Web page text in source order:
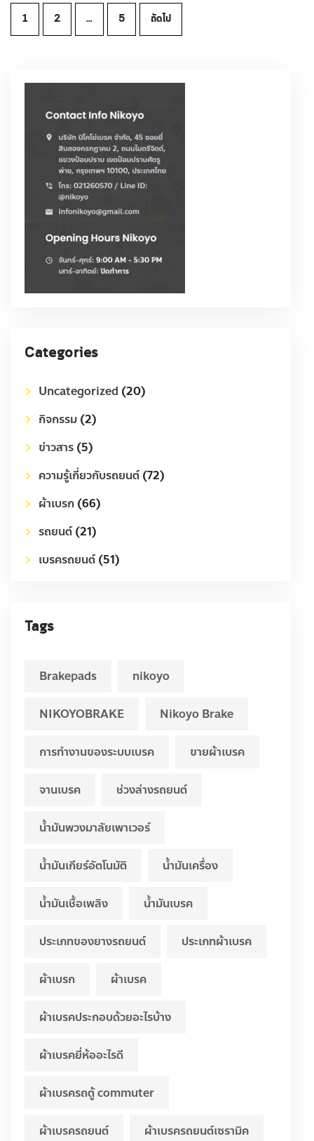
Posts
pagination
1 2 … 5 ถัดไป
Categories
Uncategorized (20)
กิจกรรม (2)
ข่าวสาร (5)
ความรู้เกี่ยวกับรถยนต์(72)
ผ้าเบรก (66)
รถยนต์(21)
เบรครถยนต์(51)
Tags
Brakepads nikoyo
NIKOYOBRAKE Nikoyo Brake
การทำงานของระบบเบรค ขายผ้าเบรค
จานเบรค ช่วงล่างรถยนต์
น้ำมันพวงมาลัยเพาเวอร์
น้ำมันเกียร์อัตโนมัติ น้ำมันเครื่อง
น้ำมันเชื้อเพลิง น้ำมันเบรค
ประเภทของยางรถยนต์ ประเภทผ้าเบรค
ผ้าเบรก ผ้าเบรค
ผ้าเบรคประกอบด้วยอะไรบ้าง
ผ้าเบรคยี่ห้ออะไรดี
ผ้าเบรครถตู้ commuter
ผ้าเบรครถยนต์ ผ้าเบรครถยนต์เซรามิค